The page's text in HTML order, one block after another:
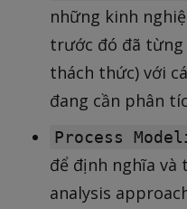
những kinh
trước đó đã từng
thách thức) với
đang cần phân
Process
để định nghĩa và
analysis